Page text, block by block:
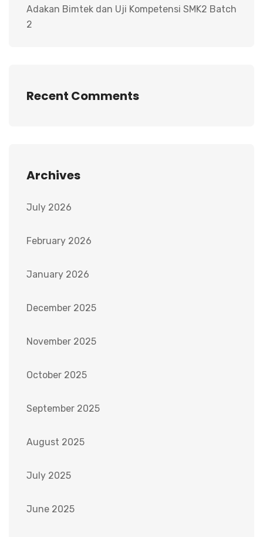
Adakan Bimtek dan Uji Kompetensi SMK2 Batch
2
Recent Comments
Archives
July 2026
February 2026
January 2026
December 2025
November 2025
October 2025
September 2025
August 2025
July 2025
June 2025